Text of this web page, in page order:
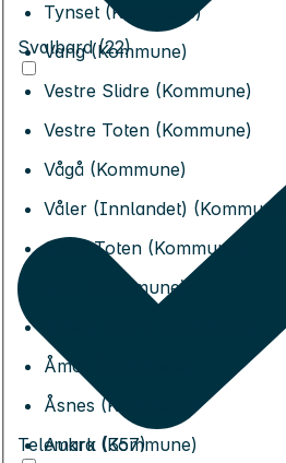
Tynset (Kommune)
Vang (Kommune)
Vestre Slidre (Kommune)
Vestre Toten (Kommune)
Vågå (Kommune)
Våler (Innlandet) (Kommune)
Østre Toten (Kommune)
Øyer (Kommune)
Åmot (Kommune)
Åsnes (Kommune)
Aukra (Kommune)
Svalbard (22)
Telemark (357)